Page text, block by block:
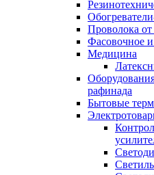
Проволока от
Фасовочное
Медицина
рафинада
Бытовые